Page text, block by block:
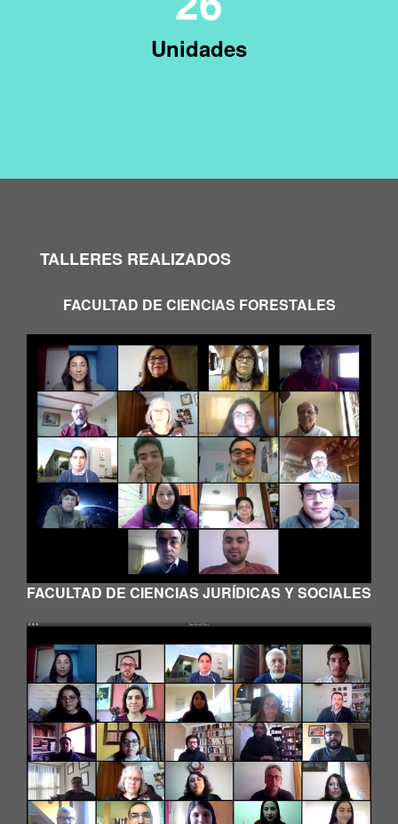
Unidades
TALLERES REALIZADOS
FACULTAD DE CIENCIAS FORESTALES
FACULTAD DE CIENCIAS JURÍDICAS Y SOCIALES